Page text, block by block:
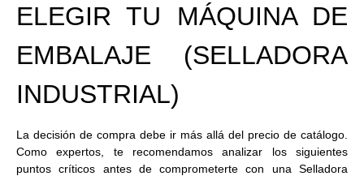
ELEGIR TU MÁQUINA DE
EMBALAJE (SELLADORA
INDUSTRIAL)
La decisión de compra debe ir más allá del precio de catálogo.
Como expertos, te recomendamos analizar los siguientes
puntos críticos antes de comprometerte con una Selladora